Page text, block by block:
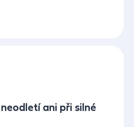
ani při silné